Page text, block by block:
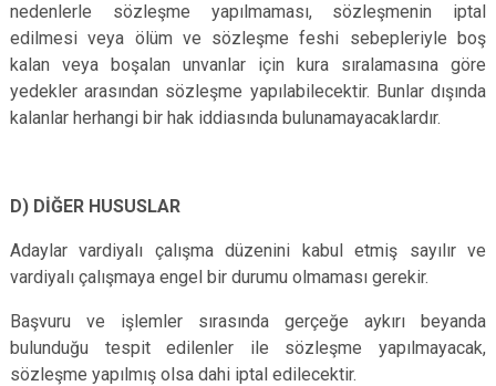
nedenlerle sözleşme yapılmaması, sözleşmenin iptal
edilmesi veya ölüm ve sözleşme feshi sebepleriyle boş
kalan veya boşalan unvanlar için kura sıralamasına göre
yedekler arasından sözleşme yapılabilecektir. Bunlar dışında
kalanlar herhangi bir hak iddiasında bulunamayacaklardır.
D) DİĞER HUSUSLAR
Adaylar vardiyalı çalışma düzenini kabul etmiş sayılır ve
vardiyalı çalışmaya engel bir durumu olmaması gerekir.
Başvuru ve işlemler sırasında gerçeğe aykırı beyanda
bulunduğu tespit edilenler ile sözleşme yapılmayacak,
sözleşme yapılmış olsa dahi iptal edilecektir.